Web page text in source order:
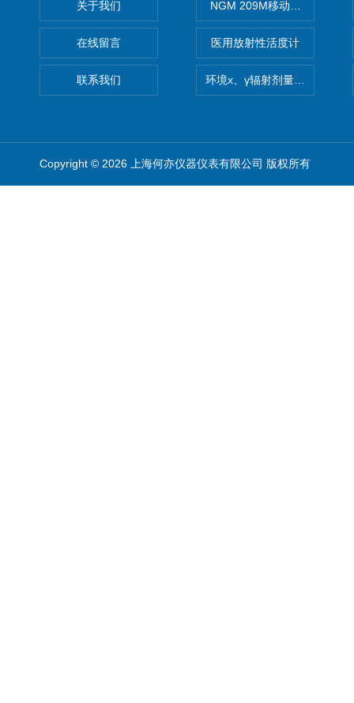
关于我们
在线留言
联系我们
NGM 209M移动式惰性气体
医用放射性活度计
环境x、γ辐射剂量率仪
Copyright © 2026 上海何亦仪器仪表有限公司 版权所有